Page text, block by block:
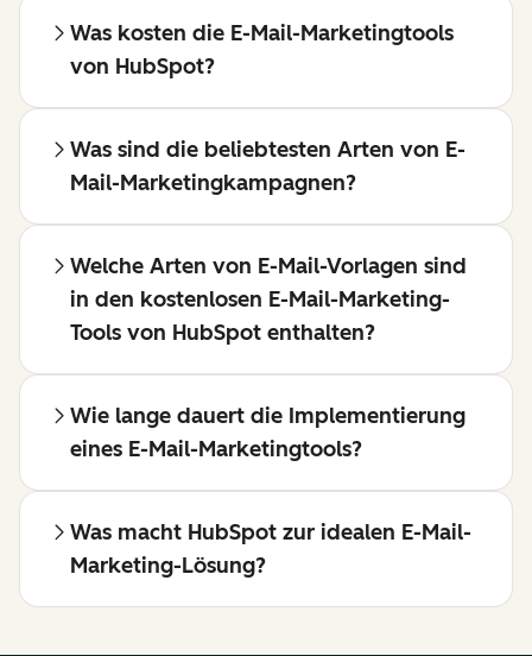
Was kosten die E-Mail-Marketingtools
von HubSpot?
Was sind die beliebtesten Arten von E-
Mail-Marketingkampagnen?
Welche Arten von E-Mail-Vorlagen sind
in den kostenlosen E-Mail-Marketing-
Tools von HubSpot enthalten?
Wie lange dauert die Implementierung
eines E-Mail-Marketingtools?
Was macht HubSpot zur idealen E-Mail-
Marketing-Lösung?